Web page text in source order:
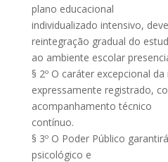
plano educacional
individualizado intensivo,
reintegração gradual do
ao ambiente escolar
§ 2º O caráter excepcional
expressamente registrado,
acompanhamento técnico
contínuo.
§ 3º O Poder Público
psicológico e